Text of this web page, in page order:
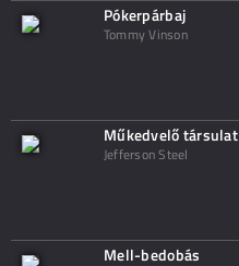
Pókerpárbaj
Tommy Vinson
Műkedvelő társulat
Jefferson Steel
Mell-bedobás